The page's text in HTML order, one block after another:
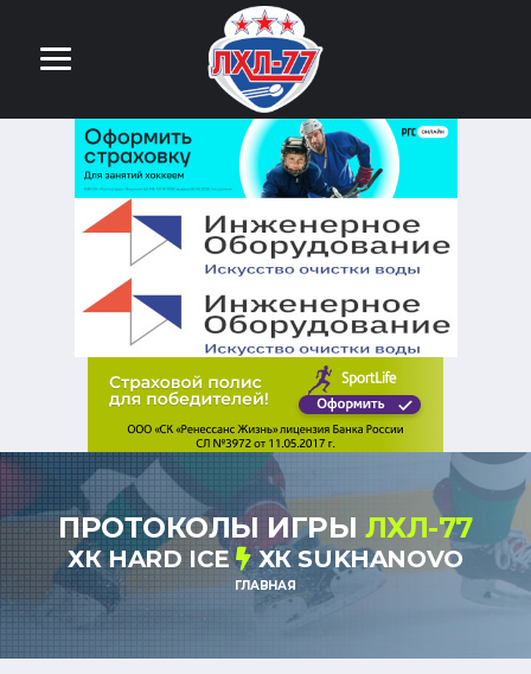
ПРОТОКОЛЫ ИГРЫ ЛХЛ-77
ХК HARD ICE ХК SUKHANOVO
ГЛАВНАЯ